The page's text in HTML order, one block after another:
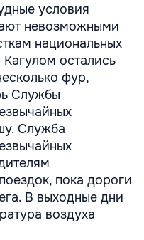
условия
невозможными
национальных
остались
фур,
Службы
Служба
пока дороги
В выходные дни
воздуха